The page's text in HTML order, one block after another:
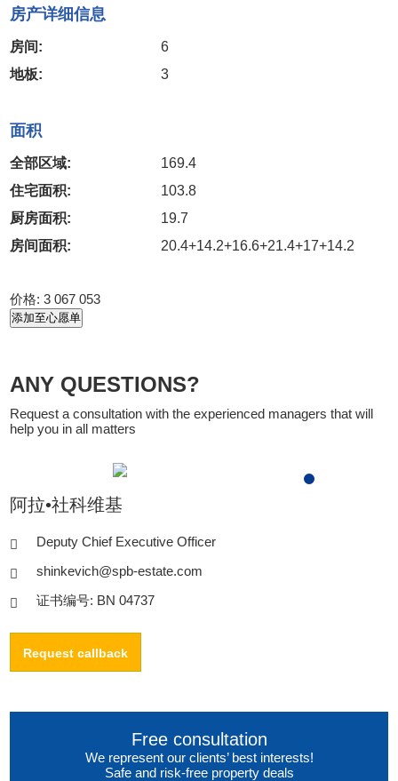
房产详细信息
房间:
6
地板:
3
面积
全部区域:
169.4
住宅面积:
103.8
厨房面积:
19.7
房间面积:
20.4+14.2+16.6+21.4+17+14.2
价格: 3 067 053
添加至心愿单
ANY QUESTIONS?
Request a consultation with the experienced managers that will
help you in all matters
阿拉•社科维基
Deputy Chief Executive Officer
shinkevich@spb-estate.com
证书编号: BN 04737
Request callback
Free consultation
We represent our clients’ best interests!
Safe and risk-free property deals